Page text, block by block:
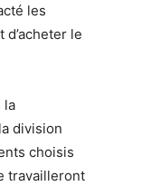
les
le
la
division
choisis
travailleront